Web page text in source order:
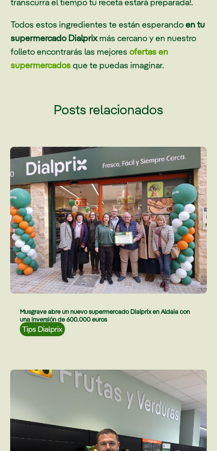
Todos estos ingredientes te están esperandoen tu
supermercado Dialprixmás cercano y en nuestro
folleto encontrarás las mejoresofertas en
supermercadosque te puedas imaginar.
Posts relacionados
Musgrave abre un nuevo supermercado Dialprix en Aldaia con
una inversión de 600.000 euros
Tips Dialprix